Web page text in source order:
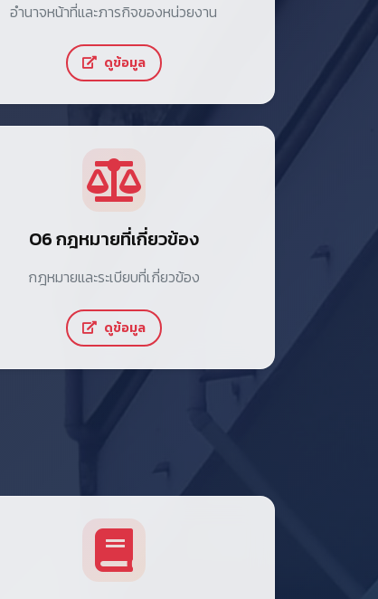
อำนาจหน้าที่และภารกิจของหน่วยงาน
ดูข้อมูล
O6 กฎหมายที่เกี่ยวข้อง
กฎหมายและระเบียบที่เกี่ยวข้อง
ดูข้อมูล